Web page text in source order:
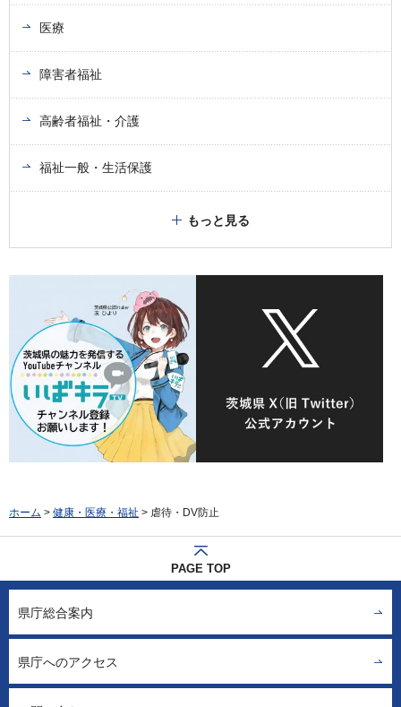
医療
障害者福祉
高齢者福祉・介護
福祉一般・生活保護
もっと見る
ホーム > 健康・医療・福祉 > 虐待・DV防止
PAGE TOP
県庁総合案内
県庁へのアクセス